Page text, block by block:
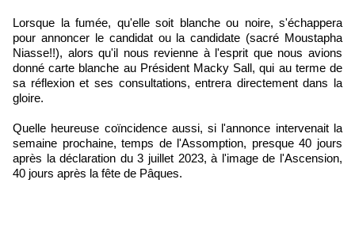
Lorsque la fumée, qu'elle soit blanche ou noire, s'échappera
pour annoncer le candidat ou la candidate (sacré Moustapha
Niasse!!), alors qu'il nous revienne à l'esprit que nous avions
donné carte blanche au Président Macky Sall, qui au terme de
sa réflexion et ses consultations, entrera directement dans la
gloire.
Quelle heureuse coïncidence aussi, si l'annonce intervenait la
semaine prochaine, temps de l'Assomption, presque 40 jours
après la déclaration du 3 juillet 2023, à l'image de l'Ascension,
40 jours après la fête de Pâques.